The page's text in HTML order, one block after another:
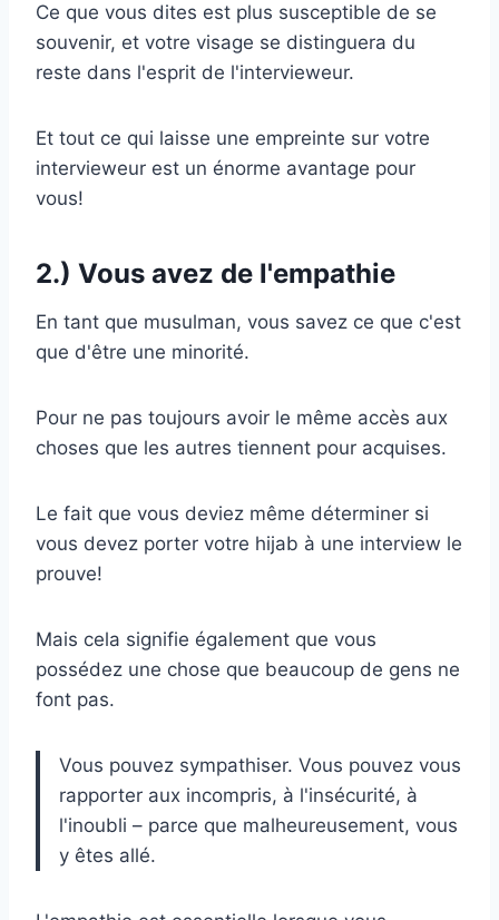
Ce que vous dites est plus susceptible de se
souvenir, et votre visage se distinguera du
reste dans l'esprit de l'intervieweur.
Et tout ce qui laisse une empreinte sur votre
intervieweur est un énorme avantage pour
vous!
2.) Vous avez de l'empathie
En tant que musulman, vous savez ce que c'est
que d'être une minorité.
Pour ne pas toujours avoir le même accès aux
choses que les autres tiennent pour acquises.
Le fait que vous deviez même déterminer si
vous devez porter votre hijab à une interview le
prouve!
Mais cela signifie également que vous
possédez une chose que beaucoup de gens ne
font pas.
Vous pouvez sympathiser. Vous pouvez vous
rapporter aux incompris, à l'insécurité, à
l'inoubli – parce que malheureusement, vous
y êtes allé.